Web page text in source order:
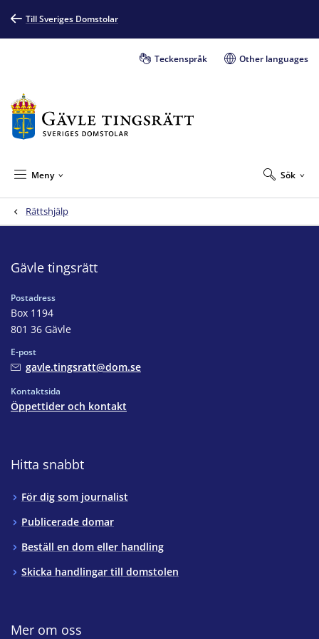
Till Sveriges Domstolar
Teckenspråk Other languages
Sök
Meny
Rättshjälp
Gävle tingsrätt
Postadress
Box 1194
801 36 Gävle
E-post
gavle.tingsratt@dom.se
Kontaktsida
Öppettider och kontakt
Hitta snabbt
För dig som journalist
Publicerade domar
Beställ en dom eller handling
Skicka handlingar till domstolen
Mer om oss